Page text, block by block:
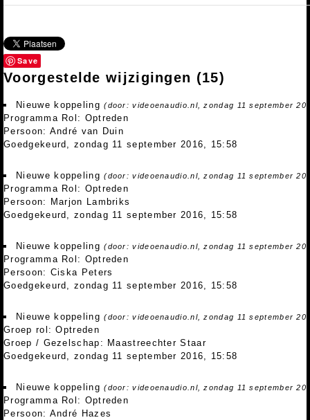
Save
Voorgestelde wijzigingen (15)
Nieuwe koppeling(door: videoenaudio.nl, zondag 11 september
Programma Rol: Optreden
Persoon: André van Duin
Goedgekeurd, zondag 11 september 2016, 15:58
Nieuwe koppeling(door: videoenaudio.nl, zondag 11 september
Programma Rol: Optreden
Persoon: Marjon Lambriks
Goedgekeurd, zondag 11 september 2016, 15:58
Nieuwe koppeling(door: videoenaudio.nl, zondag 11 september
Programma Rol: Optreden
Persoon: Ciska Peters
Goedgekeurd, zondag 11 september 2016, 15:58
Nieuwe koppeling(door: videoenaudio.nl, zondag 11 september
Groep rol: Optreden
Groep / Gezelschap: Maastreechter Staar
Goedgekeurd, zondag 11 september 2016, 15:58
Nieuwe koppeling(door: videoenaudio.nl, zondag 11 september
Programma Rol: Optreden
Persoon: André Hazes